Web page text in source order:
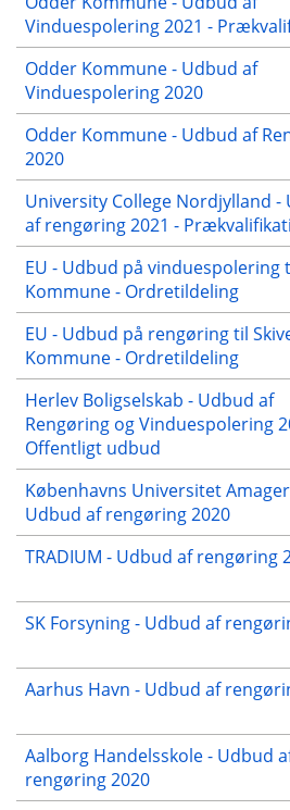
Vinduespolering 2021 -
Odder Kommune - Udbud af
Vinduespolering 2020
Odder Kommune - Udbud af
2020
University College Nordjylland -
af rengøring 2021 -
EU - Udbud på vinduespolering
Kommune - Ordretildeling
EU - Udbud på rengøring til
Kommune - Ordretildeling
Herlev Boligselskab - Udbud af
Rengøring og Vinduespolering
Offentligt udbud
Københavns Universitet
Udbud af rengøring 2020
TRADIUM - Udbud af rengøring
SK Forsyning - Udbud af
Aarhus Havn - Udbud af
Aalborg Handelsskole - Udbud
rengøring 2020